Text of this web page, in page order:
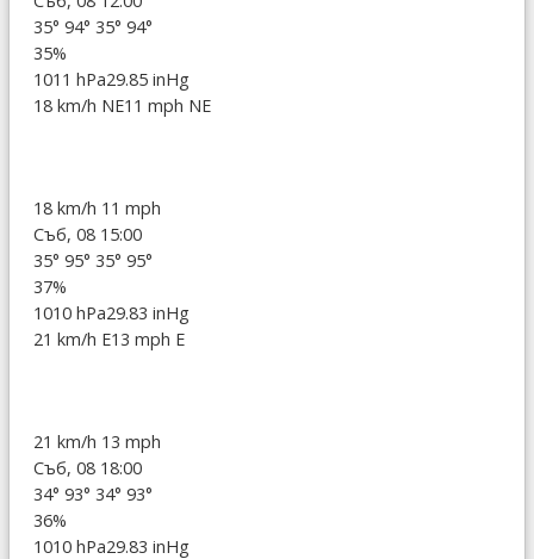
35° 94° 35° 94°
35%
1011 hPa29.85 inHg
18 km/h NE11 mph NE
18 km/h 11 mph
Съб, 08 15:00
35° 95° 35° 95°
37%
1010 hPa29.83 inHg
21 km/h E13 mph E
21 km/h 13 mph
Съб, 08 18:00
34° 93° 34° 93°
36%
1010 hPa29.83 inHg